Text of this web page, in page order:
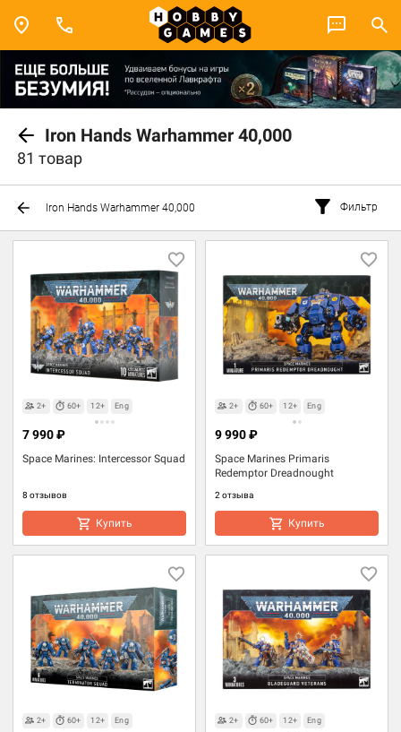
Iron Hands Warhammer 40,000
81 товар
Iron Hands Warhammer 40,000 Фильтр
2+ 60+ 12+ Eng
Space Marines: Intercessor Squad
8 отзывов
7 990 ₽
Купить
2+ 60+ 12+ Eng
Space Marines Primaris
Redemptor Dreadnought
2 отзыва
9 990 ₽
Купить
2+ 60+ 12+ Eng 2+ 60+ 12+ Eng